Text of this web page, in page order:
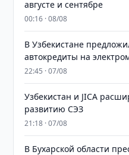
августе и сентябре
00:16 · 08/08
В Узбекистане
автокредиты на
22:45 · 07/08
Узбекистан и JICA
развитию СЭЗ
21:18 · 07/08
В Бухарской области